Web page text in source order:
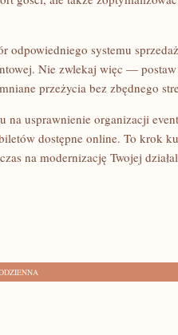
odpowiedniego systemu
Nie zwlekaj więc —
przeżycia bez zbędnego
na usprawnienie organizacji
dostępne online. To krok
na modernizację Twojej